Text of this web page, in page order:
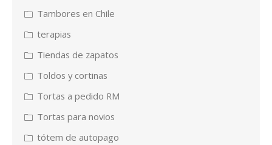
Tambores en Chile
terapias
Tiendas de zapatos
Toldos y cortinas
Tortas a pedido RM
Tortas para novios
tótem de autopago